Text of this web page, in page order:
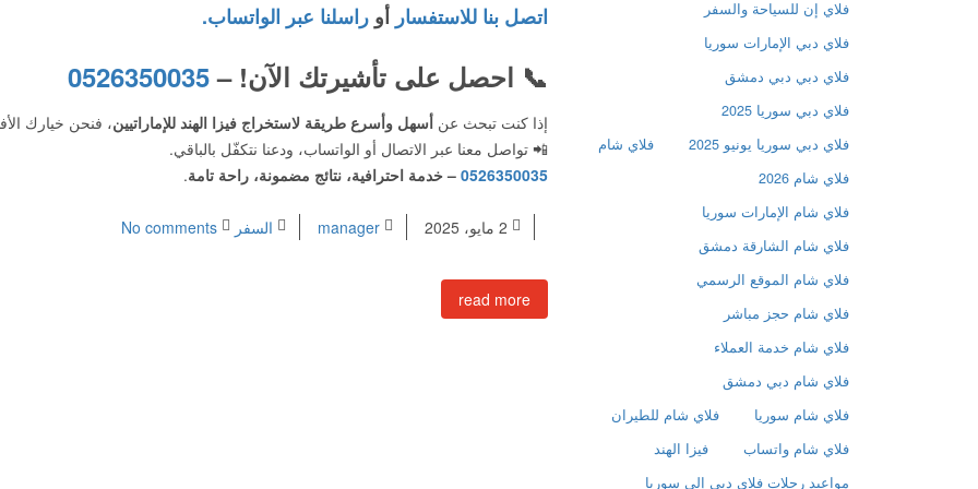
اتصل بنا للاستفسار أوراسلنا عبر الواتساب.
📞 احصل على تأشيرتك الآن! –0526350035
إذا كنت تبحث عنأسهل وأسرع طريقة لاستخراج فيزا الهند للإماراتيين، فنحن خيارك
📲 تواصل معنا عبر الاتصال أو الواتساب، ودعنا نتكفّل بالباقي.
0526350035 – خدمة احترافية، نتائج مضمونة، راحة تامة.
manager السفر No comments
read more
فلاي إن للسياحة والسفر
فلاي دبي الإمارات سوريا
فلاي دبي دبي دمشق
فلاي دبي سوريا 2025
فلاي دبي سوريا يونيو 2025
فلاي شام
فلاي شام 2026
فلاي شام الإمارات سوريا
فلاي شام الشارقة دمشق
فلاي شام الموقع الرسمي
فلاي شام حجز مباشر
فلاي شام خدمة العملاء
فلاي شام دبي دمشق
فلاي شام سوريا
فلاي شام للطيران
فلاي شام واتساب
فيزا الهند
مواعيد رحلات فلاي دبي إلى سوريا